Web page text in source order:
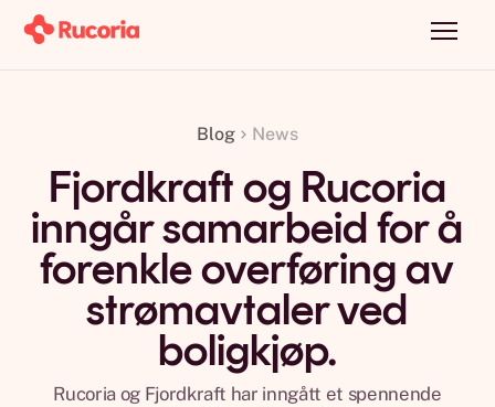
Blog News
Fjordkraft og Rucoria
inngår samarbeid for å
forenkle overføring av
strømavtaler ved
boligkjøp.
Rucoria og Fjordkraft har inngått et spennende